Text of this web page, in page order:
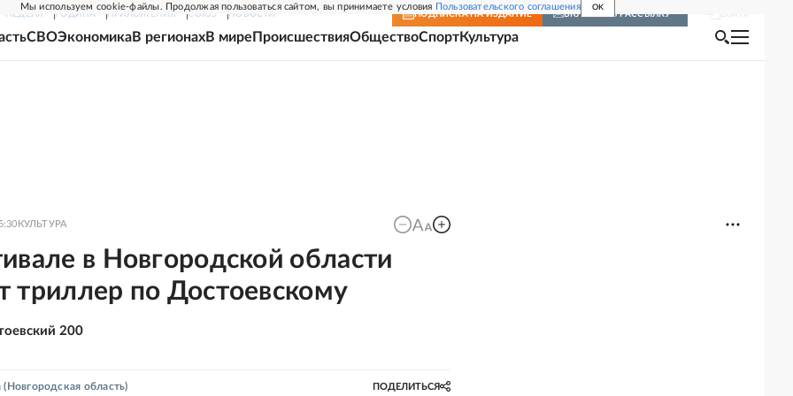
Мы используем cookie-файлы. Продолжая пользоваться сайтом, вы принимаете условия Пользовательского соглашения OK
НЕДЕЛЯ РОДИНА ПРИЛОЖЕНИЯ СОЮЗ НОВОСТИ ПОДПИСКА НА ИЗДАНИЕ ВКЛЮЧИТЬ РАССЫЛКУ
СВОЭкономикаВ регионахВ мире ПроисшествияОбществоСпортКультура
КУЛЬТУРА
в Новгородской области
триллер по Достоевскому
200
(Новгородская область) ПОДЕЛИТЬСЯ